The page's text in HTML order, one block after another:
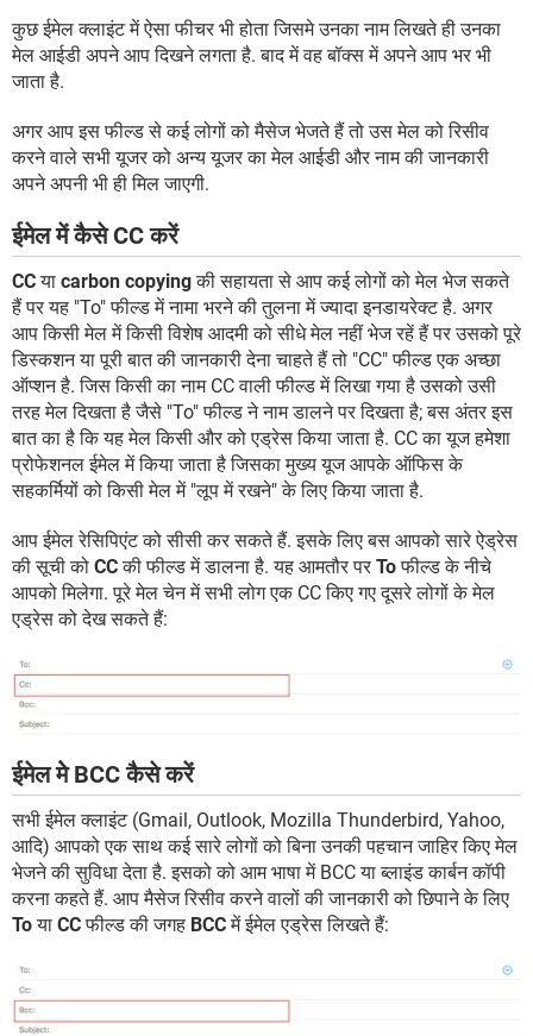
कुछ ईमेल क्लाइंट में ऐसा फीचर भी होता जिसमे उनका नाम लिखते ही उनका
मेल आईडी अपने आप दिखने लगता है. बाद में वह बॉक्स में अपने आप भर भी
जाता है.
अगर आप इस फील्ड से कई लोगों को मैसेज भेजते हैं तो उस मेल को रिसीव
करने वाले सभी यूजर को अन्य यूजर का मेल आईडी और नाम की जानकारी
अपने अपनी भी ही मिल जाएगी.
ईमेल में कैसे CC करें
CCया carbon copyingकी सहायता से आप कई लोगों को मेल भेज सकते
हैं पर यह "To" फील्ड में नामा भरने की तुलना में ज्यादा इनडायरेक्ट है. अगर
आप किसी मेल में किसी विशेष आदमी को सीधे मेल नहीं भेज रहें हैं पर उसको पूरे
डिस्कशन या पूरी बात की जानकारी देना चाहते हैं तो "CC" फील्ड एक अच्छा
ऑप्शन है. जिस किसी का नाम CC वाली फील्ड में लिखा गया है उसको उसी
तरह मेल दिखता है जैसे "To" फील्ड ने नाम डालने पर दिखता है; बस अंतर इस
बात का है कि यह मेल किसी और को एड्रेस किया जाता है. CC का यूज हमेशा
प्रोफेशनल ईमेल में किया जाता है जिसका मुख्य यूज आपके ऑफिस के
सहकर्मियों को किसी मेल में "लूप में रखने" के लिए किया जाता है.
आप ईमेल रेसिपिएंट को सीसी कर सकते हैं. इसके लिए बस आपको सारे ऐड्रेस
की सूची को CCकी फील्ड में डालना है. यह आमतौर पर Toफील्ड के नीचे
आपको मिलेगा. पूरे मेल चेन में सभी लोग एक CC किए गए दूसरे लोगों के मेल
एड्रेस को देख सकते हैं:
ईमेल मेे BCC कैसे करें
सभी ईमेल क्लाइंट (Gmail, Outlook, Mozilla Thunderbird, Yahoo,
आदि) आपको एक साथ कई सारे लोगों को बिना उनकी पहचान जाहिर किए मेल
भेजने की सुविधा देता है. इसको को आम भाषा में BCC या ब्लाइंड कार्बन कॉपी
करना कहते हैं. आप मैसेज रिसीव करने वालों की जानकारी को छिपाने के लिए
Toया CCफील्ड की जगह BCCमें ईमेल एड्रेस लिखते हैं: